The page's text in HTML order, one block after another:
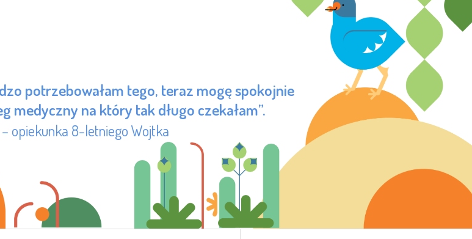
potrzebowałam tego, teraz mogę spokojnie
medyczny na który tak długo czekałam”.
opiekunka 8-letniego Wojtka